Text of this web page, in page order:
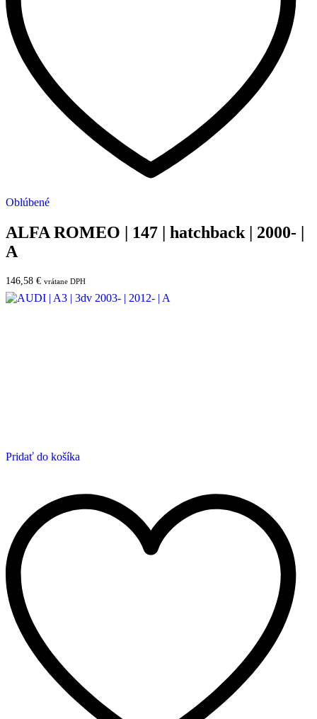
Oblúbené
ALFA ROMEO | 147 | hatchback | 2000- |
A
146,58 € vrátane DPH
Pridať do košíka